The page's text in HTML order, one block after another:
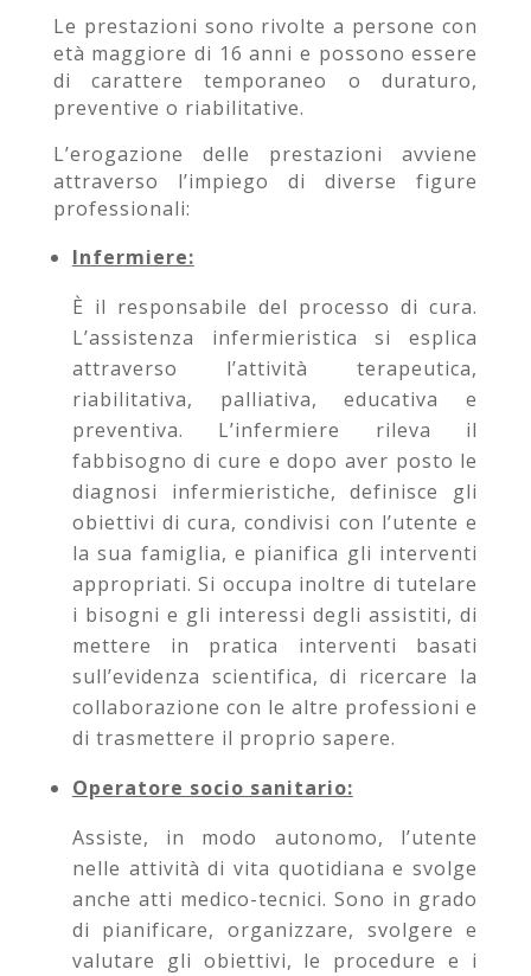
Le prestazioni sono rivolte a persone con
età maggiore di 16 anni e possono essere
di carattere temporaneo o duraturo,
preventive o riabilitative.
L’erogazione delle prestazioni avviene
attraverso l’impiego di diverse figure
professionali:
Infermiere:
È il responsabile del processo di cura.
L’assistenza infermieristica si esplica
attraverso l’attività terapeutica,
riabilitativa, palliativa, educativa e
preventiva. L’infermiere rileva il
fabbisogno di cure e dopo aver posto le
diagnosi infermieristiche, definisce gli
obiettivi di cura, condivisi con l’utente e
la sua famiglia, e pianifica gli interventi
appropriati. Si occupa inoltre di tutelare
i bisogni e gli interessi degli assistiti, di
mettere in pratica interventi basati
sull’evidenza scientifica, di ricercare la
collaborazione con le altre professioni e
di trasmettere il proprio sapere.
Operatore socio sanitario:
Assiste, in modo autonomo, l’utente
nelle attività di vita quotidiana e svolge
anche atti medico-tecnici. Sono in grado
di pianificare, organizzare, svolgere e
valutare gli obiettivi, le procedure e i